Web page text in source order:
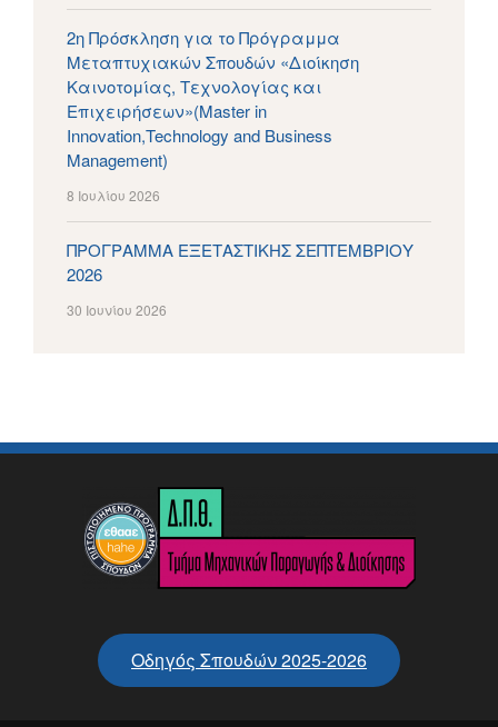
2η Πρόσκληση για το Πρόγραμμα
Μεταπτυχιακών Σπουδών «Διοίκηση
Καινοτομίας, Τεχνολογίας και
Επιχειρήσεων»(Master in
Innovation,Technology and Business
Management)
8 Ιουλίου 2026
ΠΡΟΓΡΑΜΜΑ ΕΞΕΤΑΣΤΙΚΗΣ ΣΕΠΤΕΜΒΡΙΟΥ
2026
30 Ιουνίου 2026
Οδηγός Σπουδών 2025-2026